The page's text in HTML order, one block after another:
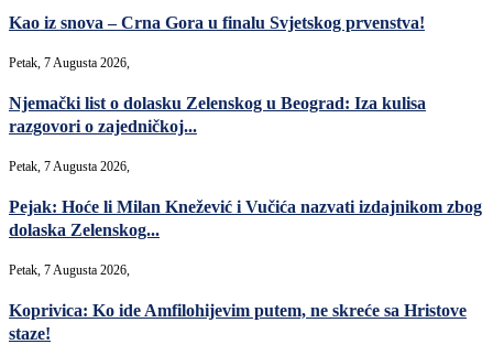
Kao iz snova – Crna Gora u finalu Svjetskog prvenstva!
Petak, 7 Augusta 2026,
Njemački list o dolasku Zelenskog u Beograd: Iza kulisa
razgovori o zajedničkoj...
Petak, 7 Augusta 2026,
Pejak: Hoće li Milan Knežević i Vučića nazvati izdajnikom zbog
dolaska Zelenskog...
Petak, 7 Augusta 2026,
Koprivica: Ko ide Amfilohijevim putem, ne skreće sa Hristove
staze!